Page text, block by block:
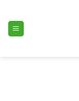
content